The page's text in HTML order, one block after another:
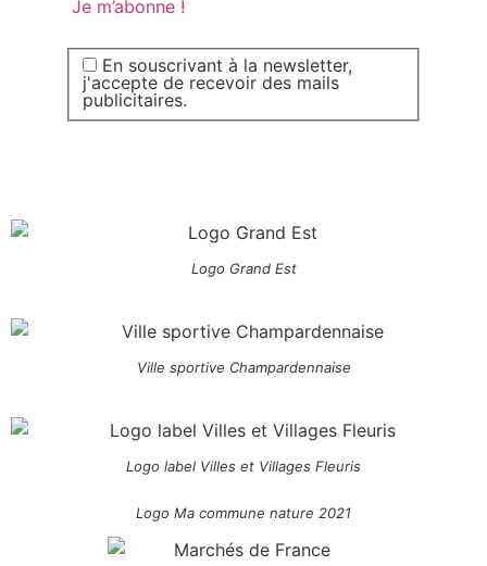
En souscrivant à la newsletter,
j'accepte de recevoir des mails
publicitaires.
Logo Grand Est
Ville sportive Champardennaise
Logo label Villes et Villages Fleuris
Logo Ma commune nature 2021